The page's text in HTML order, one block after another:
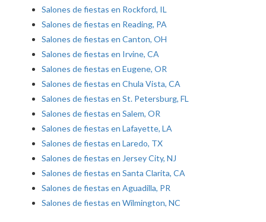
Salones de fiestas en Rockford, IL
Salones de fiestas en Reading, PA
Salones de fiestas en Canton, OH
Salones de fiestas en Irvine, CA
Salones de fiestas en Eugene, OR
Salones de fiestas en Chula Vista, CA
Salones de fiestas en St. Petersburg, FL
Salones de fiestas en Salem, OR
Salones de fiestas en Lafayette, LA
Salones de fiestas en Laredo, TX
Salones de fiestas en Jersey City, NJ
Salones de fiestas en Santa Clarita, CA
Salones de fiestas en Aguadilla, PR
Salones de fiestas en Wilmington, NC